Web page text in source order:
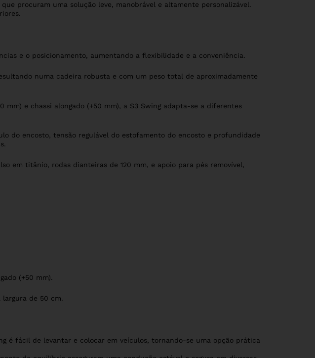
procuram uma solução leve, manobrável e altamente personalizável.
e o posicionamento, aumentando a flexibilidade e a conveniência.
numa cadeira robusta e com um peso total de aproximadamente
e chassi alongado (+50 mm), a S3 Swing adapta-se a diferentes
do encosto, tensão regulável do estofamento do encosto e profundidade
em titânio, rodas dianteiras de 120 mm, e apoio para pés removível,
(+50 mm).
largura de 50 cm.
é fácil de levantar e colocar em veículos, tornando-se uma opção prática